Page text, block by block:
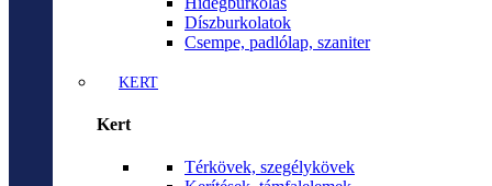
Díszburkolatok
Csempe, padlólap, szaniter
KERT
Kert
Térkövek, szegélykövek